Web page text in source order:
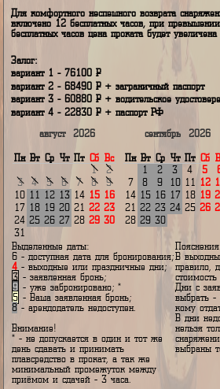
Р
Наценка в праздничные и выходные дни
Для комфортного неспешного возврата
включено 12 бесплатных часов, при
бесплатных часов цена проката будет
Залог:
вариант 1 - 76100
вариант 2 - 68490
+ заграничный
вариант 4 - 22830P+ паспорт РФ
август 2026
Пн Вт Ср Чт Пт Сб Вс
1
3
4 5 6 7
10 11 12 13 14 15 16
17 18 19 20 21 22 23
24
25 26 27 28 29 30
31
сентябрь
Пн Вт Ср Чт Пт
1
9 10 11
14 15 16 17 18
21 22 23 24 25
30
Выделенные даты:
6- доступная дата для бронирования;
4- выходные или праздничные дни;
3- заявленная бронь;
9- уже забронировано; *
5- Ваша заявленная бронь;
8- арендодатель недоступен.
В